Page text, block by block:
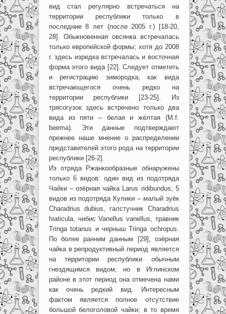
вид стал регулярно встречаться на
территории республики только в
последние 8 лет (после 2005 г.) [18-20,
28]. Обыкновенная овсянка встречалась
только европейской формы; хотя до 2008
г. здесь изредка встречалась и восточная
форма этого вида [22]. Следует отметить
и регистрацию зимородка, как вида
встречающегося очень редко на
территории республики [23-25]. Из
трясогузок здесь встречено только два
вида из пяти – белая и жёлтая (M.f.
beema). Эти данные подтверждают
прежнее наше мнение о распределении
представителей этого рода на территории
республики [26-2].
Из отряда Ржанкообразные обнаружены
только 6 видов: один вид из подотряда
Чайки – озёрная чайка Larus ridibundus; 5
видов из подотряда Кулики – малый зуёк
Charadrius dubius, галстучник Сharadrius
hiaticula, чибис Vanellus vanellus, травник
Tringa totanus и черныш Tringa ochropus.
По более ранним данным [29], озёрная
чайка в репродуктивный период является
на территории республики обычным
гнездящимся видом; но в Иглинском
районе в этот период она отмечена нами
как очень редкий вид. Интересным
фактом является полное отсутствие
большой белоголовой чайки; в то время